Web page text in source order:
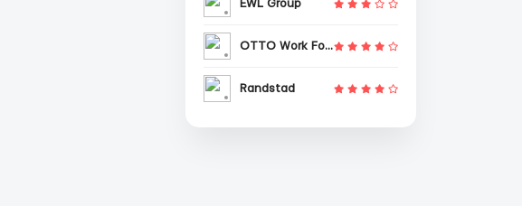
EWL Group
OTTO Work Force
Randstad